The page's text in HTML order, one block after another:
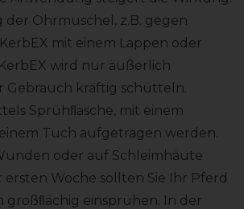
Ohrmuschel, z.B. gegen
mit einem Lappen oder
wird nur äußerlich
Gebrauch kräftig schütteln.
Sprühﬂasche, mit einem
Tuch aufgetragen werden.
oder auf Schleimhäute
Woche sollten Sie Ihr Pferd
großﬂächig einsprühen. In der